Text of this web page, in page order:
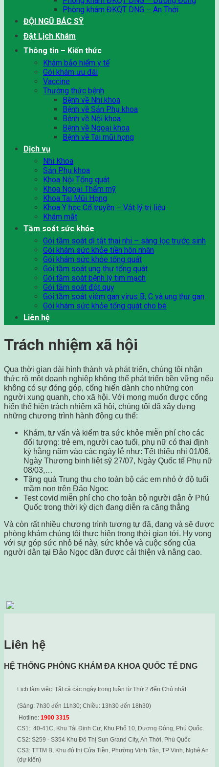
Phòng khám ĐKQT DNG – An Thới
ĐỘI NGŨ BÁC SỸ
Đặt Lịch Khám
Thông tin – Kiến thức
Khám bảo hiểm y tế
Gói khám ưu đãi
Vaccine
Thường thức bệnh
Bệnh về Nhi khoa
Bệnh về Sản Phụ khoa
Bệnh về Nội khoa
Bệnh về Ngoại khoa
Bệnh về Tai mũi họng
Dịch vụ
Nhi Khoa
Sản Phụ khoa
Khoa Nội Tổng quát
Khoa Ngoại Thẩm mỹ
Khoa Tai Mũi Họng
Khoa Y học Cổ truyền – Vật lý trị liệu
Khám mắt
Tầm soát sức khỏe
Gói tầm soát dị tật thai nhi – sàng lọc trước sinh
Gói khám sức khỏe tiền hôn nhân
Gói khám sức khỏe tổng quát
Gói tầm soát ung thư tổng quát
Gói tầm soát bệnh lý tim mạch
Gói tầm soát đột quỵ
Gói tầm soát viêm gan virus B, C và ung thư gan
Gói khám sức khỏe tổng quát cho bé
Liên hệ
Trách nhiệm xã hội
Qua thời gian dài hình thành và phát triển, chúng tôi nhận
thức rõ một doanh nghiệp không thể phát triển bền vững nếu
không có sự đóng góp, cống hiến dành cho những con
người xung quanh, cho xã hội. Với mong muốn được cống
hiến thể hiện trách nhiệm xã hội, chúng tôi đã xây dựng
những chương trình hành động cụ thể:
Khám, tư vấn và kiểm tra sức khỏe miễn phí cho các
đối tượng: trẻ em, người cao tuổi, phụ nữ có thai định
kỳ hằng năm vào các ngày lễ như: Tết thiếu nhi 01/06,
Ngày Thương binh liệt sỹ 27/07, Ngày Quốc tế Phụ nữ
08/03,…
Tặng quà Trung thu cho toàn bộ các em nhỏ ở độ tuổi
mầm non trên Đảo Ngọc
Test covid miễn phí cho cho toàn bộ người dân ở Phú
Quốc trong thời kỳ dịch đang diễn ra căng thẳng
Và còn rất nhiều chương trình tương tự đã, đang và sẽ được
phòng khám chúng tôi thực hiện trong thời gian tới. Hy vọng
với sự góp sức nhỏ bé này, sức khỏe và cuộc sống của
người dân tại Đảo Ngọc dần được cải thiện và nâng cao.
Liên hệ
HỆ THỐNG PHÒNG KHÁM ĐA KHOA QUỐC TẾ DNG
Lịch làm việc: Tất cả các ngày trong tuần từ Thứ 2 đến Chủ nhật
(Sáng: 7h30 đến 11h30; Chiều: 13h30 đến 18h30)
Hotline: 1900 3315
CS1: 40-41C, Khu Tái Định Cư, Khu Phố 10, Dương Đông, Phú Quốc.
CS2: S259 - S354 Khu Đô Thị Sun Grand City, An Thới, Phú Quốc
CS3: TTTM B, Khu đô thị Cửa Tiền, Phường Vinh Tân, TP Vinh, Nghệ An
(dự kiến)